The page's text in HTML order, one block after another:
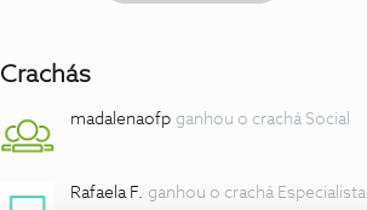
Crachás
madalenaofp ganhou o crachá Social
Rafaela F. ganhou o crachá Especialista